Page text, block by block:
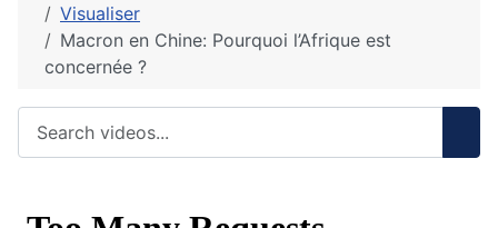
Visualiser
Macron en Chine: Pourquoi l’Afrique est
concernée ?